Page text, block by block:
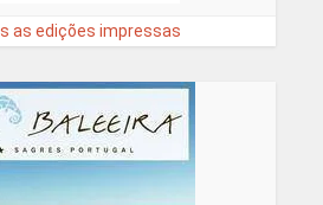
as edições impressas